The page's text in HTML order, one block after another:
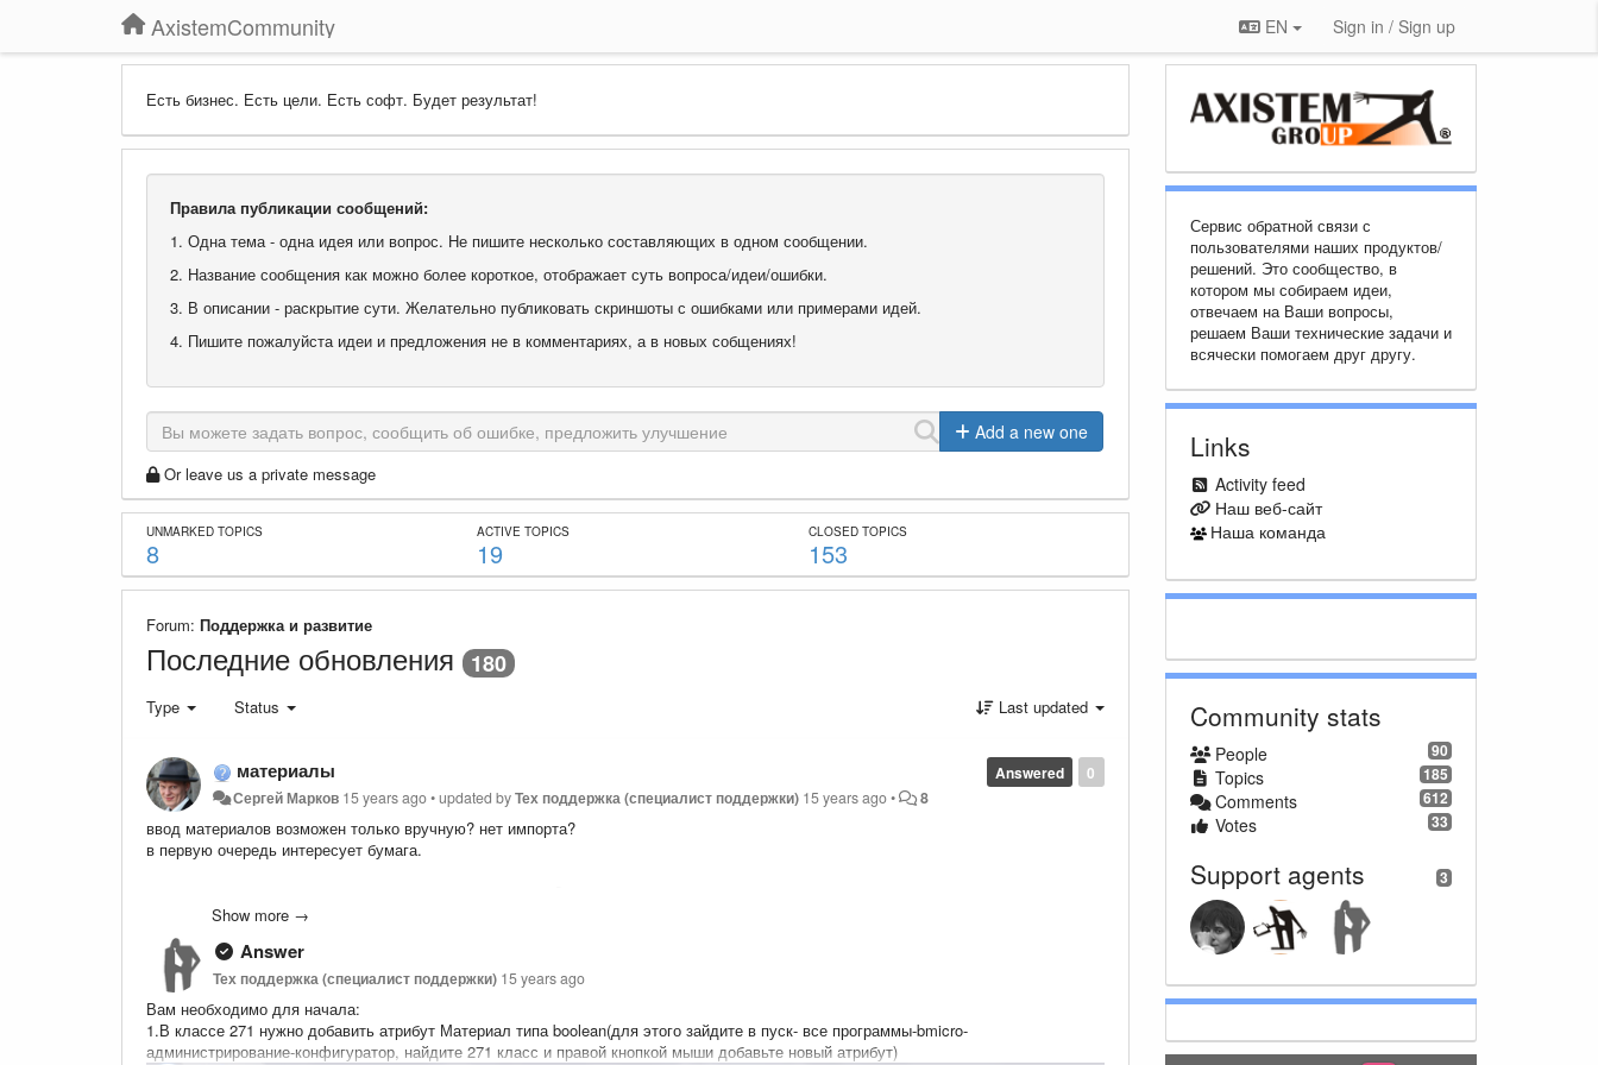
AxistemCommunity EN Sign in / Sign up
Есть бизнес. Есть цели. Есть софт. Будет результат!
Правила публикации сообщений:
1. Одна тема - одна идея или вопрос. Не пишите несколько составляющих в одном сообщении.
2. Название сообщения как можно более короткое, отображает суть вопроса/идеи/ошибки.
3. В описании - раскрытие сути. Желательно публиковать скриншоты с ошибками или примерами идей.
4. Пишите пожалуйста идеи и предложения не в комментариях, а в новых собщениях!
Add a new one
Or leave us a private message
UNMARKED TOPICS
8
ACTIVE TOPICS
19
CLOSED TOPICS
153
Forum: Поддержка и развитие
Последние обновления 180
Type Status Last updated
0
Answered
материалы
Сергей Марков 15 years ago•updated byТех поддержка (специалист поддержки) 15 years ago• 8
ввод материалов возможен только вручную? нет импорта?
в первую очередь интересует бумага.
Show more →
Answer
Тех поддержка (специалист поддержки) 15 years ago
Вам необходимо для начала:
1.В классе 271 нужно добавить атрибут Материал типа boolean(для этого зайдите в пуск- все программы-bmicro-
администрирование-конфигуратор, найдите 271 класс и правой кнопкой мыши добавьте новый атрибут)
Сервис обратной связи с
пользователями наших продуктов/
решений. Это сообщество, в
котором мы собираем идеи,
отвечаем на Ваши вопросы,
решаем Ваши технические задачи и
всячески помогаем друг другу.
Links
Activity feed
Наш веб-сайт
Наша команда
Community stats
90
People
185
Topics
612
Comments
33
Votes
3
Support agents